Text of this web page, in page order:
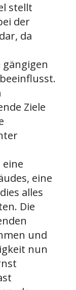
stellt
der
da
Ziele
eine
alles
Die
und
nun